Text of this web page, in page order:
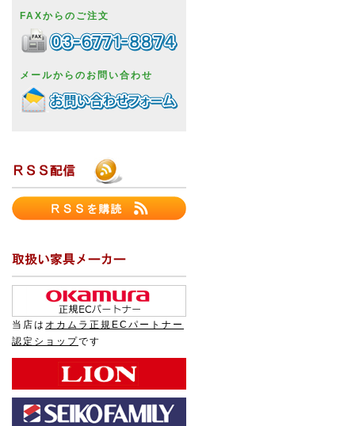
FAXからのご注文
メールからのお問い合わせ
当店は オカムラ正規ECパートナー
認定ショップです